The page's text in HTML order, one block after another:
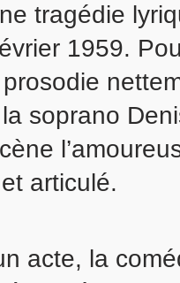
tragédie
1959.
la soprano
articulé.
acte, la